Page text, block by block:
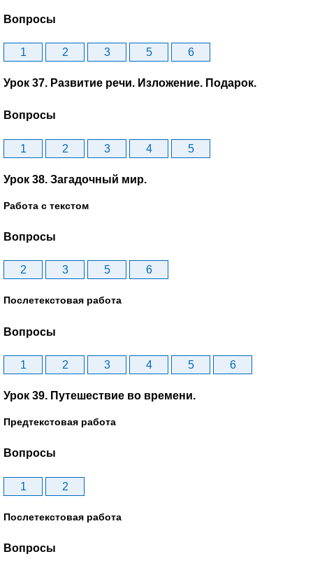
Вопросы
1 2 3 5 6
Урок 37. Развитие речи. Изложение. Подарок.
Вопросы
1 2 3 4 5
Урок 38. Загадочный мир.
Работа с текстом
Вопросы
2 3 5 6
Послетекстовая работа
Вопросы
1 2 3 4 5 6
Урок 39. Путешествие во времени.
Предтекстовая работа
Вопросы
1 2
Послетекстовая работа
Вопросы